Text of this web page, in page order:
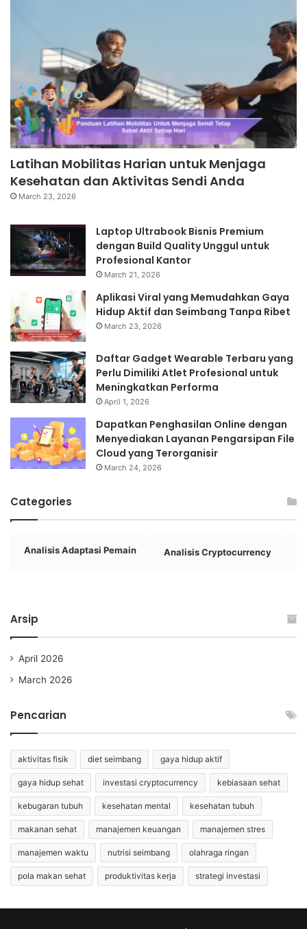
Latihan Mobilitas Harian untuk Menjaga
Kesehatan dan Aktivitas Sendi Anda
March 23, 2026
Laptop Ultrabook Bisnis Premium
dengan Build Quality Unggul untuk
Profesional Kantor
March 21, 2026
Aplikasi Viral yang Memudahkan Gaya
Hidup Aktif dan Seimbang Tanpa Ribet
March 23, 2026
Daftar Gadget Wearable Terbaru yang
Perlu Dimiliki Atlet Profesional untuk
Meningkatkan Performa
April 1, 2026
Dapatkan Penghasilan Online dengan
Menyediakan Layanan Pengarsipan File
Cloud yang Terorganisir
March 24, 2026
Categories
Analisis Adaptasi Pemain Analisis Cryptocurrency
Arsip
April 2026
March 2026
Pencarian
aktivitas fisik diet seimbang gaya hidup aktif
gaya hidup sehat investasi cryptocurrency kebiasaan sehat
kebugaran tubuh kesehatan mental kesehatan tubuh
makanan sehat manajemen keuangan manajemen stres
manajemen waktu nutrisi seimbang olahraga ringan
pola makan sehat produktivitas kerja strategi investasi